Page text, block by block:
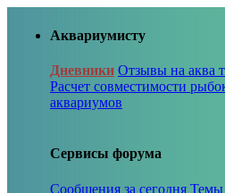
Аквариумисту
Дневники Отзывы на аква
Расчет совместимости
аквариумов
Сервисы форума
Сообщения за сегодня Темы